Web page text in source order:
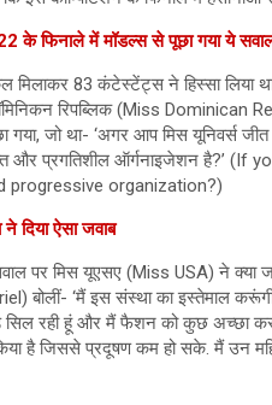
के फिनाले में मॉडल्स से पूछा गया ये
मिलाकर 83 कंटेस्टेंट्स ने हिस्सा लिया
रिपब्लिक (Miss
गया, जो था- ‘अगर आप मिस यूनिवर्स
और प्रगतिशील ऑर्गनाइजेशन है?’
progressive organization?)
दिया ऐसा जवाब
पर मिस यूएसए (Miss USA) ने क्या
बोलीं- ‘मैं इस संस्था का इस्तेमाल
रही हूं और मैं फैशन को कुछ अच्छा
है जिससे प्रदूषण कम हो सके. मैं उन